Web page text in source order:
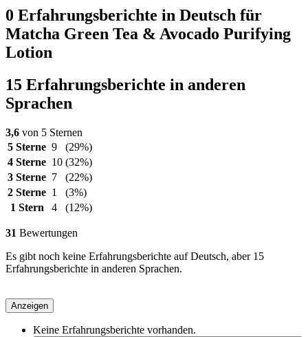
0 Erfahrungsberichte in Deutsch für
Matcha Green Tea & Avocado Purifying
Lotion
15 Erfahrungsberichte in anderen
Sprachen
3,6 von 5 Sternen
5 Sterne 9
(29%)
4 Sterne 10 (32%)
3 Sterne 7
(22%)
2 Sterne 1
(3%)
1 Stern
4 (12%)
31 Bewertungen
Es gibt noch keine Erfahrungsberichte auf Deutsch, aber 15
Erfahrungsberichte in anderen Sprachen.
Anzeigen
Keine Erfahrungsberichte vorhanden.